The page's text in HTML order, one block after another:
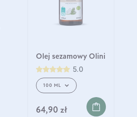
Olej sezamowy Olini
5.0
100 ML
64,90 zł